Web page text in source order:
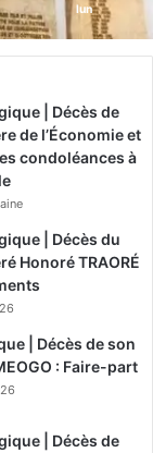
lun
| Décès de
de l’Économie et
condoléances à
| Décès du
Honoré TRAORÉ
| Décès de son
: Faire-part
| Décès de